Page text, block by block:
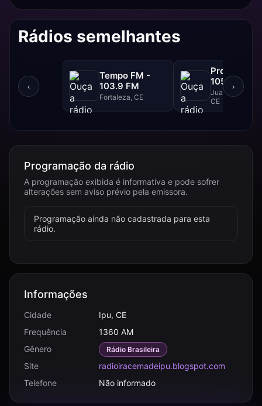
Rádios semelhantes
‹
Tempo FM -
103.9 FM
Fortaleza, CE
Progresso
105.1 FM
Juazeiro Do
CE
›
Programação da rádio
A programação exibida é informativa e pode sofrer
alterações sem aviso prévio pela emissora.
Programação ainda não cadastrada para esta
rádio.
Informações
Cidade
Ipu, CE
Frequência
1360 AM
Gênero
Rádio Brasileira
Site
radioiracemadeipu.blogspot.com
Telefone
Não informado